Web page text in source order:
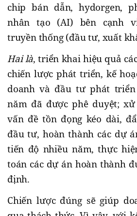
chip bán dẫn, hydorgen,
nhân tạo (AI) bên cạnh
truyền thống (đầu tư, xuất
Hai là, triển khai hiệu quả
chiến lược phát triển, kế
doanh và đầu tư phát
năm đã được phê duyệt;
vấn đề tồn đọng kéo dài,
đầu tư, hoàn thành các dự
tiến độ nhiều năm, thực
toán các dự án hoàn thành
định.
Chiến lược đúng sẽ giúp